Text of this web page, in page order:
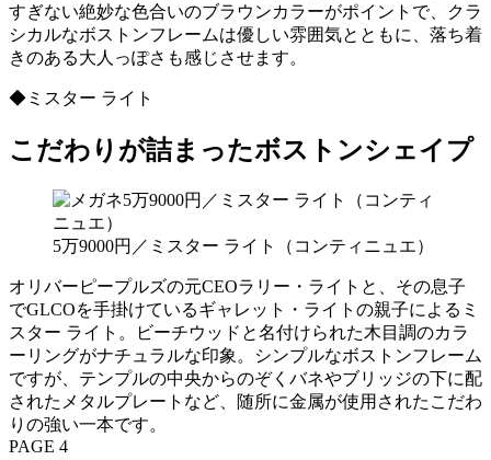
すぎない絶妙な色合いのブラウンカラーがポイントで、クラ
シカルなボストンフレームは優しい雰囲気とともに、落ち着
きのある大人っぽさも感じさせます。
◆ミスター ライト
こだわりが詰まったボストンシェイプ
5万9000円／ミスター ライト（コンティニュエ）
オリバーピープルズの元CEOラリー・ライトと、その息子
でGLCOを手掛けているギャレット・ライトの親子によるミ
スター ライト。ビーチウッドと名付けられた木目調のカラ
ーリングがナチュラルな印象。シンプルなボストンフレーム
ですが、テンプルの中央からのぞくバネやブリッジの下に配
されたメタルプレートなど、随所に金属が使用されたこだわ
りの強い一本です。
PAGE 4